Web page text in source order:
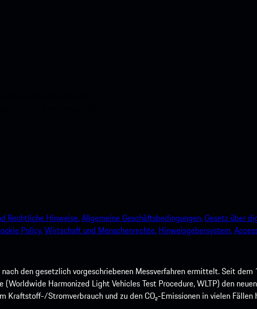
Rechtliche Hinweise.Allgemeine Geschäftsbedingungen.Gesetz über
Policy.Wirtschaft und Menschenrechte. Hinweisgebersystem.
den gesetzlich vorgeschriebenen Messverfahren ermittelt. Seit
Harmonized Light Vehicles Test Procedure, WLTP) den
Kraftstoff-/Stromverbrauch und zu den CO₂-Emissionen in vielen